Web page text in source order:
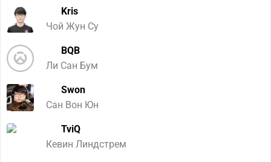
Kris
Чой Жун Су
BQB
Ли Сан Бум
Swon
Сан Вон Юн
TviQ
Кевин Линдстрем